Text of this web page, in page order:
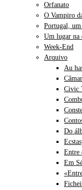
Orfanato
O Vampiro
Portugal,
Um lugar na
Week-End
Arquivo
Au
Civic
Do
Entre
Em